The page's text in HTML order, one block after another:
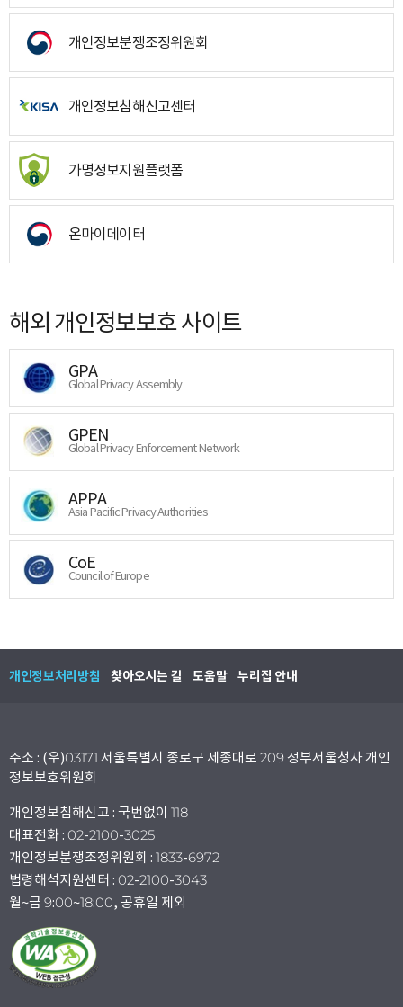
개인정보분쟁조정위원회
개인정보침해신고센터
가명정보지원플랫폼
온마이데이터
해외 개인정보보호 사이트
GPA
Global Privacy Assembly
GPEN
Global Privacy Enforcement Network
APPA
Asia Pacific Privacy Authorities
CoE
Council of Europe
개인정보처리방침 찾아오시는 길 도움말 누리집 안내
주소 : (우)03171 서울특별시 종로구 세종대로 209 정부서울청사 개인
정보보호위원회
개인정보침해신고 : 국번없이 118
대표전화 : 02-2100-3025
개인정보분쟁조정위원회 : 1833-6972
법령해석지원센터 : 02-2100-3043
월~금 9:00~18:00, 공휴일 제외